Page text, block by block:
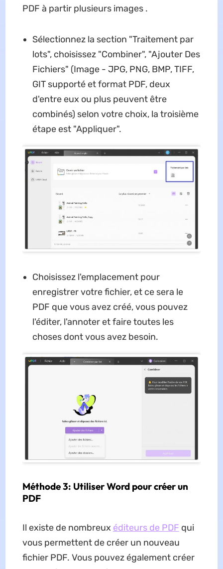
PDF à partir plusieurs images .
Sélectionnez la section "Traitement par
lots", choisissez "Combiner", "Ajouter Des
Fichiers" (Image - JPG, PNG, BMP, TIFF,
GIT supporté et format PDF, deux
d'entre eux ou plus peuvent être
combinés) selon votre choix, la troisième
étape est "Appliquer".
Choisissez l'emplacement pour
enregistrer votre fichier, et ce sera le
PDF que vous avez créé, vous pouvez
l'éditer, l'annoter et faire toutes les
choses dont vous avez besoin.
Méthode 3: Utiliser Word pour créer un
PDF
Il existe de nombreux éditeurs de PDF qui
vous permettent de créer un nouveau
fichier PDF. Vous pouvez également créer